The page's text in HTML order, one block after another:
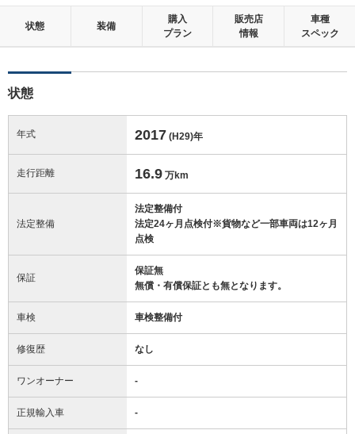
状態 装備
購入
プラン
販売店
情報
車種
スペック
状態
年式 2017 (H29)年
走行距離 16.9 万km
法定整備
法定整備付
法定24ヶ月点検付※貨物など一部車両は12ヶ月
点検
保証
保証無
無償・有償保証とも無となります。
車検 車検整備付
修復歴 なし
ワンオーナー -
正規輸入車 -